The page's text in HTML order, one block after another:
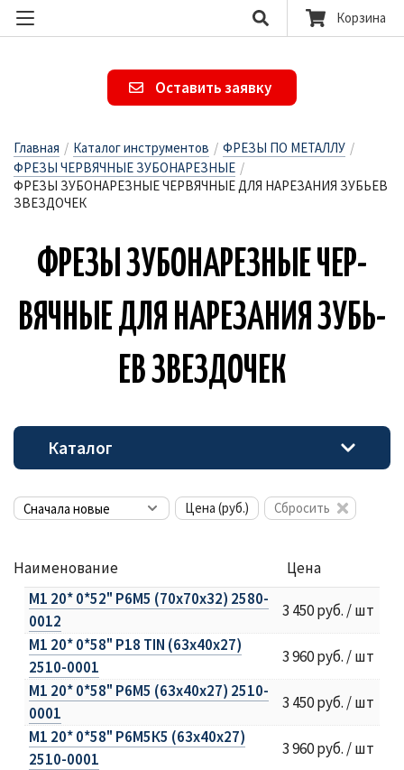
Корзина
Оставить заявку
Главная / Каталог инструментов / ФРЕЗЫ ПО МЕТАЛЛУ /
ФРЕЗЫ ЧЕРВЯЧНЫЕ ЗУБОНАРЕЗНЫЕ /
ФРЕЗЫ ЗУБОНАРЕЗНЫЕ ЧЕРВЯЧНЫЕ ДЛЯ НАРЕЗАНИЯ ЗУБЬЕВ
ЗВЕЗДОЧЕК
ФРЕ­ЗЫ ЗУ­БО­НА­РЕЗ­НЫЕ ЧЕР­
ВЯЧНЫЕ ДЛЯ НА­РЕ­ЗА­НИЯ ЗУБЬ­
ЕВ ЗВЕЗ­ДО­ЧЕК
Каталог
Цена (руб.) Сбросить
Наименование
Цена
М1 20* 0*52" Р6М5 (70х70х32) 2580-
0012
3 450 руб. / шт
М1 20* 0*58" Р18 TIN (63х40х27)
2510-0001
3 960 руб. / шт
М1 20* 0*58" Р6М5 (63х40х27) 2510-
0001
3 450 руб. / шт
М1 20* 0*58" Р6М5К5 (63х40х27)
2510-0001
3 960 руб. / шт